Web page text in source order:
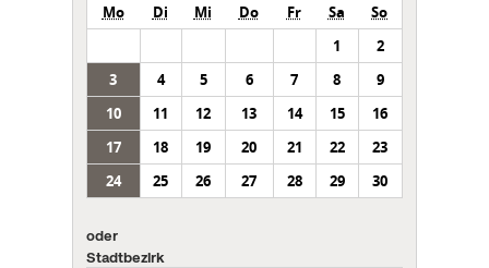
Mo Di Mi Do Fr Sa
So
1
2
3
4 5 6 7 8
9
10
11 12 13 14 15
16
17
18 19 20 21 22
23
24
25 26 27 28 29 30
oder
Stadtbezirk